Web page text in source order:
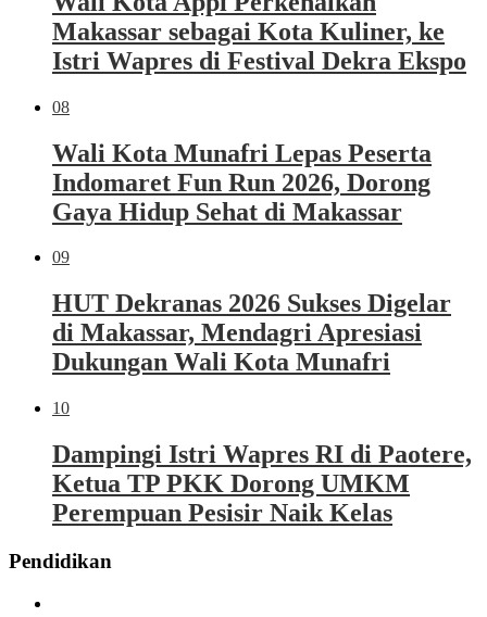
Makassar sebagai Kota Kuliner, ke
Istri Wapres di Festival Dekra Ekspo
08
Wali Kota Munafri Lepas Peserta
Indomaret Fun Run 2026, Dorong
Gaya Hidup Sehat di Makassar
09
HUT Dekranas 2026 Sukses Digelar
di Makassar, Mendagri Apresiasi
Dukungan Wali Kota Munafri
10
Dampingi Istri Wapres RI di Paotere,
Ketua TP PKK Dorong UMKM
Perempuan Pesisir Naik Kelas
Pendidikan